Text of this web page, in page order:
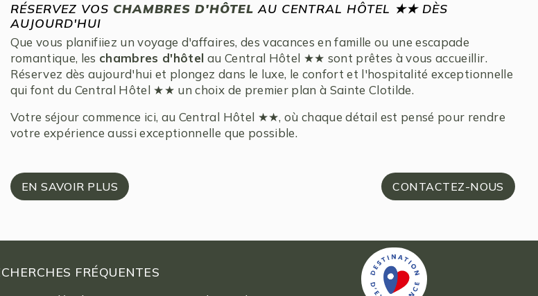
RÉSERVEZ VOS CHAMBRES D'HÔTEL AU CENTRAL HÔTEL ★★ DÈS
AUJOURD'HUI
Que vous planifiiez un voyage d'affaires, des vacances en famille ou une escapade
romantique, les chambres d'hôtel au Central Hôtel ★★ sont prêtes à vous accueillir.
Réservez dès aujourd'hui et plongez dans le luxe, le confort et l'hospitalité exceptionnelle
qui font du Central Hôtel ★★ un choix de premier plan à Sainte Clotilde.
Votre séjour commence ici, au Central Hôtel ★★, où chaque détail est pensé pour rendre
votre expérience aussi exceptionnelle que possible.
EN SAVOIR PLUS CONTACTEZ-NOUS
FRÉQUENTES